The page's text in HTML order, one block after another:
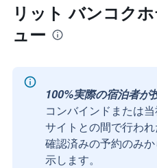
リット バンコク
ュー
100%実際の宿泊者が
コンバインドまたは
サイトとの間で行わ
確認済みの予約のみ
示します。